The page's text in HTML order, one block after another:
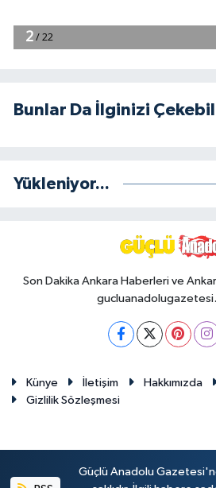
Bunlar Da İlginizi
Yükleniyor...
Son Dakika Ankara Haberleri ve
Künye İletişim Hakkımızda
Gizlilik Sözleşmesi
Güçlü Anadolu